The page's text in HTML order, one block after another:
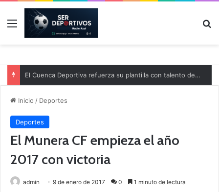
Menú
El Cuenca Deportiva refuerza su plantilla con talento de la comarca
Inicio / Deportes
Deportes
El Munera CF empieza el año
2017 con victoria
admin 9 de enero de 2017 0 1 minuto de lectura